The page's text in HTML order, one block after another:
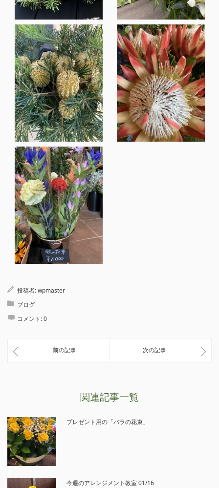
投稿者:wpmaster
ブログ
コメント:0
前の記事 次の記事
関連記事一覧
プレゼント用の「バラの花束」
今週のアレンジメント教室 01/16